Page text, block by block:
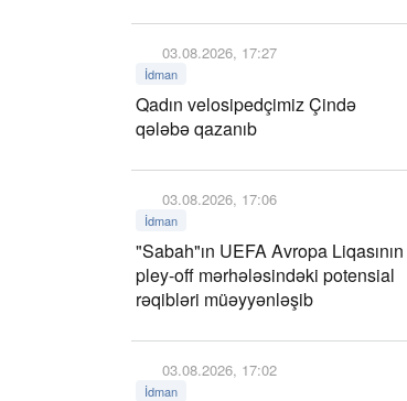
03.08.2026, 17:27
İdman
Qadın velosipedçimiz Çində
qələbə qazanıb
03.08.2026, 17:06
İdman
"Sabah"ın UEFA Avropa Liqasının
pley-off mərhələsindəki potensial
rəqibləri müəyyənləşib
03.08.2026, 17:02
İdman